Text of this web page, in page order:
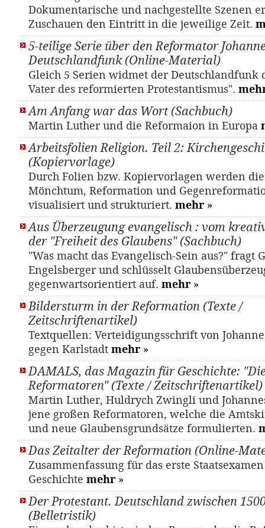
Dokumentarische und nachgestellte Szenen
Zuschauen den Eintritt in die jeweilige Zeit.
5-teilige Serie über den Reformator
Deutschlandfunk (Online-Material)
Gleich 5 Serien widmet der Deutschlandfunk
Vater des reformierten Protestantismus".
Am Anfang war das Wort (Sachbuch)
Martin Luther und die Reformaion in Europa
Arbeitsfolien Religion. Teil 2:
(Kopiervorlage)
Durch Folien bzw. Kopiervorlagen werden
Mönchtum, Reformation und
visualisiert und strukturiert. mehr »
Aus Überzeugung evangelisch : vom
der "Freiheit des Glaubens" (Sachbuch)
"Was macht das Evangelisch-Sein aus?" fragt
Engelsberger und schlüsselt
gegenwartsorientiert auf. mehr »
Bildersturm in der Reformation (Texte /
Zeitschriftenartikel)
Textquellen: Verteidigungsschrift von
gegen Karlstadt mehr »
DAMALS, das Magazin für Geschichte:
Reformatoren" (Texte / Zeitschriftenartikel)
Mar­tin Lu­ther, Huld­rych Zwing­li und
jene großen Reformatoren, welche die
und neue Glaubensgrundsätze formulierten.
Das Zeitalter der Reformation (Online-
Zusammenfassung für das erste Staatsexamen
Geschichte mehr »
Der Protestant. Deutschland zwischen
(Belletristik)